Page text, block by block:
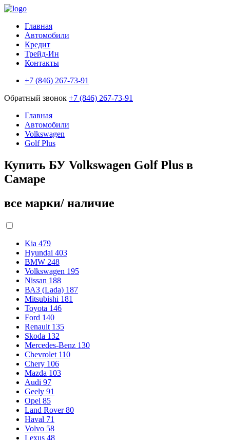
Главная
Автомобили
Кредит
Трейд-Ин
Контакты
+7 (846) 267-73-91
Обратный звонок +7 (846) 267-73-91
Главная
Автомобили
Volkswagen
Golf Plus
Купить БУ Volkswagen Golf Plus в
Самаре
все марки/ наличие
Kia 479
Hyundai 403
BMW 248
Volkswagen 195
Nissan 188
ВАЗ (Lada) 187
Mitsubishi 181
Toyota 146
Ford 140
Renault 135
Skoda 132
Mercedes-Benz 130
Chevrolet 110
Chery 106
Mazda 103
Audi 97
Geely 91
Opel 85
Land Rover 80
Haval 71
Volvo 58
Lexus 48